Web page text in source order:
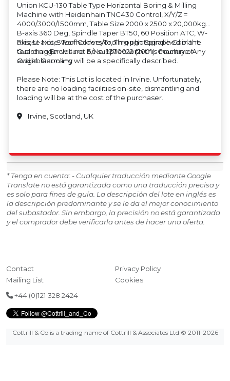
Union KCU-130 Table Type Horizontal Boring & Milling
Machine with Heidenhain TNC430 Control, X/Y/Z =
4000/3000/1500mm, Table Size 2000 x 2500 x 20,000kgs,
B-axis 360 Deg, Spindle Taper BT50, 60 Position ATC, W-
axis, U-axis, Swarf Conveyor, Through Spindle Coolant,
Guarding Enclosure. S/No. 1370022 (2001). Country of
Origin: Germany
Please Note: Toolholders/Tooling photographed in the
toolchanger will not be supplied with this machine. Any
available tooling will be a specifically described.
Please Note: This Lot is located in Irvine. Unfortunately,
there are no loading facilities on-site, dismantling and
loading will be at the cost of the purchaser.
Irvine, Scotland, UK
* Tenga en cuenta: - Cualquier traducción mediante Google
Translate no está garantizada como una traducción precisa y
es solo para fines de guía. La descripción del lote en inglés es
la descripción predominante y se le da el mejor conocimiento
del subastador. Sin embargo, la precisión no está garantizada
y el comprador debe verificarla antes de hacer una oferta.
Contact
Mailing List
Privacy Policy
Cookies
+44 (0)121 328 2424
Cottrill & Co is a trading name of Cottrill & Associates Ltd © 2011-2026